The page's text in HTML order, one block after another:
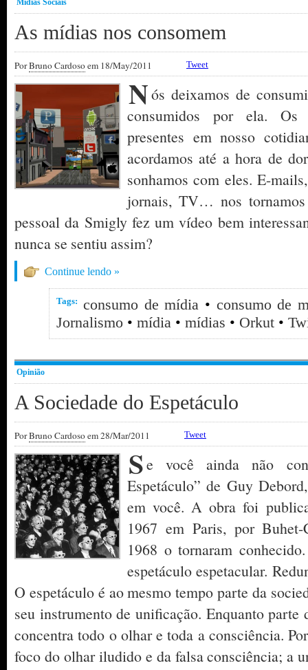
Mídias Sociais
As mídias nos consomem
PorBruno Cardosoem 18/May/2011 Tweet
Nós deixamos de
consumidos por ela. Os
presentes em nosso
acordamos até a hora de
sonhamos com eles. E-
jornais, TV… nos
pessoal da Smigly fez um vídeo bem
nunca se sentiu assim?
Continue lendo »
Tags: consumo de mídia • consumo de
Jornalismo • mídia • mídias • Orkut •
Opinião
A Sociedade do Espetáculo
PorBruno Cardosoem 28/Mar/2011 Tweet
Se você ainda não
Espetáculo” de Guy
em você. A obra foi
1967 em Paris, por
1968 o tornaram
espetáculo espetacular.
O espetáculo é ao mesmo tempo parte da
seu instrumento de unificação. Enquanto parte
concentra todo o olhar e toda a consciência.
foco do olhar iludido e da falsa consciência; a